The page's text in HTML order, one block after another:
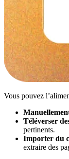
Vous pouvez
Téléverser
pertinents.
Importer du
extraire des